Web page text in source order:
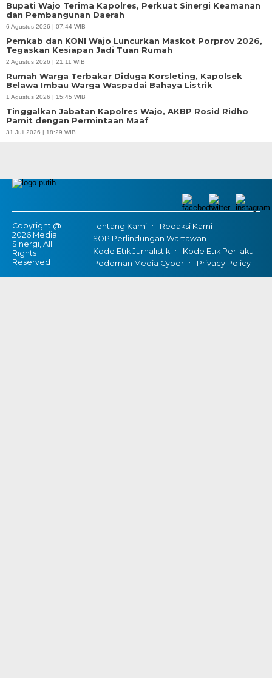
Bupati Wajo Terima Kapolres, Perkuat Sinergi Keamanan
dan Pembangunan Daerah
6 Agustus 2026 | 07:44 WIB
Pemkab dan KONI Wajo Luncurkan Maskot Porprov 2026,
Tegaskan Kesiapan Jadi Tuan Rumah
2 Agustus 2026 | 21:11 WIB
Rumah Warga Terbakar Diduga Korsleting, Kapolsek
Belawa Imbau Warga Waspadai Bahaya Listrik
1 Agustus 2026 | 15:45 WIB
Tinggalkan Jabatan Kapolres Wajo, AKBP Rosid Ridho
Pamit dengan Permintaan Maaf
31 Juli 2026 | 18:29 WIB
Copyright @
2026 Media
Sinergi, All
Rights
Reserved
Tentang Kami
Redaksi Kami
SOP Perlindungan Wartawan
Kode Etik Jurnalistik
Kode Etik Perilaku
Pedoman Media Cyber
Privacy Policy